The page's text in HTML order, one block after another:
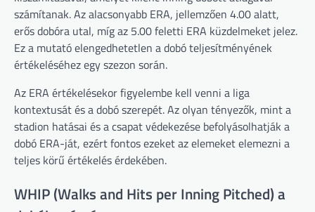
számítanak. Az alacsonyabb ERA, jellemzően 4.00 alatt,
erős dobóra utal, míg az 5.00 feletti ERA küzdelmeket jelez.
Ez a mutató elengedhetetlen a dobó teljesítményének
értékeléséhez egy szezon során.
Az ERA értékelésekor figyelembe kell venni a liga
kontextusát és a dobó szerepét. Az olyan tényezők, mint a
stadion hatásai és a csapat védekezése befolyásolhatják a
dobó ERA-ját, ezért fontos ezeket az elemeket elemezni a
teljes körű értékelés érdekében.
WHIP (Walks and Hits per Inning Pitched) a